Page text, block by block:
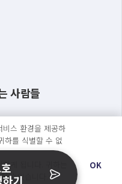
사람들
다.
장하겠습니다.
스 환경을 제공하
하를 식별할 수 없
게 됩니다. 귀하는
수있습니다.
OK
기